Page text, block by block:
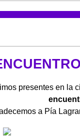
presentes en la
a Pía